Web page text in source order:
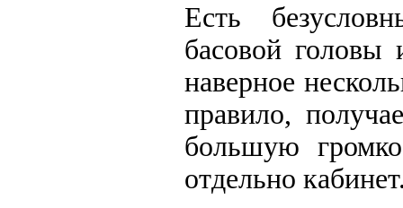
Есть
басовой головы
наверное
правило,
большую
отдельно